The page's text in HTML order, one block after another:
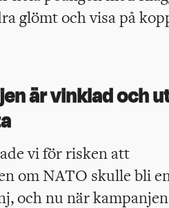
glömt och visa på
är vinklad och
vi för risken att
om NATO skulle bli
och nu när